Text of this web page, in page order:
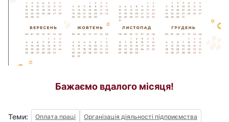
Бажаємо вдалого місяця!
Теми: Оплата праці
Організація діяльності підприємства